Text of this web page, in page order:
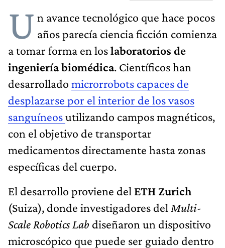
U n avance tecnológico que hace pocos
años parecía ciencia ficción comienza
a tomar forma en loslaboratorios de
ingeniería biomédica. Científicos han
desarrollado microrrobots capaces de
desplazarse por el interior de los vasos
sanguíneosutilizando campos magnéticos,
con el objetivo de transportar
medicamentos directamente hasta zonas
específicas del cuerpo.
El desarrollo proviene del ETH Zurich
(Suiza), donde investigadores del Multi-
Scale Robotics Lab diseñaron un dispositivo
microscópico que puede ser guiado dentro